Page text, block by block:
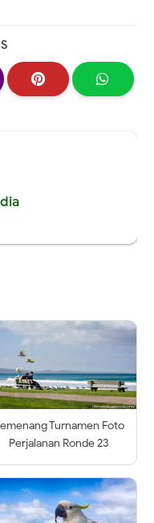
Turnamen Foto
Perjalanan Ronde 23